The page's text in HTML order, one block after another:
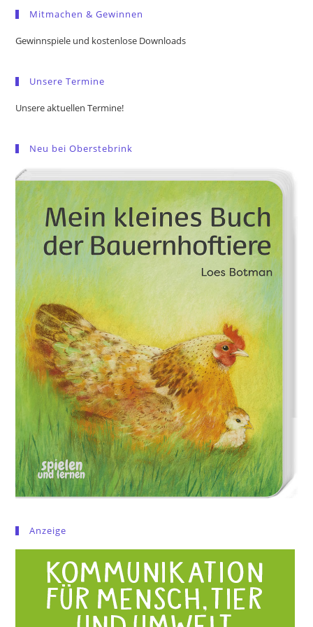
Mitmachen & Gewinnen
Gewinnspiele und kostenlose Downloads
Unsere Termine
Unsere aktuellen Termine!
Neu bei Oberstebrink
Anzeige